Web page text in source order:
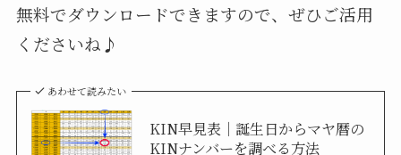
無料でダウンロードできますので、ぜひご活用
くださいね♪
あわせて読みたい
KIN早見表｜誕生日からマヤ暦の
KINナンバーを調べる方法